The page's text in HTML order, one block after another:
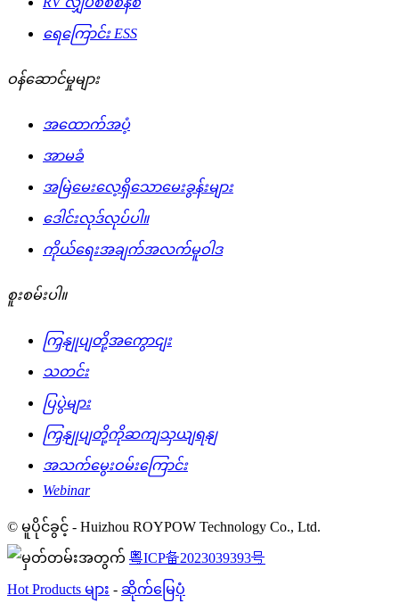
ရေကြောင်း ESS
ဝန်ဆောင်မှုများ
အထောက်အပံ့
အာမခံ
အမြဲမေးလေ့ရှိသောမေးခွန်းများ
ဒေါင်းလုဒ်လုပ်ပါ။
ကိုယ်ရေးအချက်အလက်မူဝါဒ
စူးစမ်းပါ။
ကြှနျုပျတို့အကွောငျး
သတင်း
ပြပွဲများ
ကြှနျုပျတို့ကိုဆကျသှယျရနျ
အသက်မွေးဝမ်းကြောင်း
Webinar
© မူပိုင်ခွင့် - Huizhou ROYPOW Technology Co., Ltd.
粤ICP备2023039393号
Hot Products များ - ဆိုက်မြေပုံ